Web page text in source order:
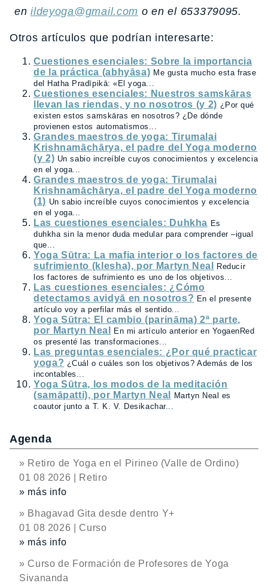
enildeyoga@gmail.com o en el 653379095.
Otros artículos que podrían interesarte:
Cuestiones esenciales: Sobre la importancia
de la práctica (abhyāsa) Me gusta mucho esta frase
del Hatha Pradīpikā: «El yoga...
Cuestiones esenciales: Nuestros samskāras
llevan las riendas, y no nosotros (y 2) ¿Por qué
existen estos samskāras en nosotros? ¿De dónde
provienen estos automatismos...
Grandes maestros de yoga: Tirumalai
Krishnamāchārya, el padre del Yoga moderno
(y 2) Un sabio increíble cuyos conocimientos y excelencia
en el yoga...
Grandes maestros de yoga: Tirumalai
Krishnamāchārya, el padre del Yoga moderno
(1) Un sabio increíble cuyos conocimientos y excelencia
en el yoga...
Las cuestiones esenciales: Duhkha Es
duhkha sin la menor duda medular para comprender –igual
que...
Yoga Sūtra: La mafia interior o los factores de
sufrimiento (klesha), por Martyn Neal
Reducir
los factores de sufrimiento es uno de los objetivos...
Las cuestiones esenciales: ¿Cómo
detectamos avidyā en nosotros? En el presente
artículo voy a perfilar más el sentido...
Yoga Sūtra: El cambio (parināma) 2ª parte,
por Martyn Neal
En mi artículo anterior en YogaenRed
os presenté las transformaciones...
Las preguntas esenciales: ¿Por qué practicar
yoga? ¿Cuál o cuáles son los objetivos? Además de los
incontables...
Yoga Sūtra, los modos de la meditación
(samāpatti), por Martyn Neal
Martyn Neal es
coautor junto a T. K. V. Desikachar...
Agenda
» Retiro de Yoga en el Pirineo (Valle de Ordino)
01 08 2026 | Retiro
» más info
» Bhagavad Gita desde dentro Y+
01 08 2026 | Curso
» más info
» Curso de Formación de Profesores de Yoga
Sivananda